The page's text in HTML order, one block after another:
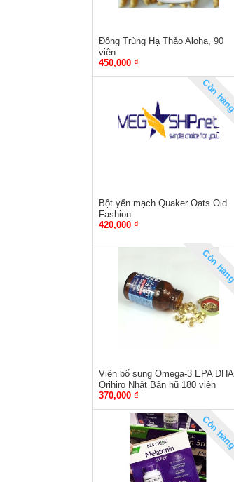
Đông Trùng Hạ Thảo Aloha, 90
viên
450,000 ₫
Còn hàng
Bột yến mạch Quaker Oats Old
Fashion
420,000 ₫
Còn hàng
Viên bổ sung Omega-3 EPA DHA
Orihiro Nhật Bản hũ 180 viên
370,000 ₫
Còn hàng